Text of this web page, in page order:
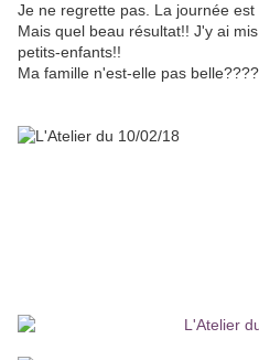
Je ne regrette pas. La journée est
Mais quel beau résultat!! J'y ai
petits-enfants!!
Ma famille n'est-elle pas